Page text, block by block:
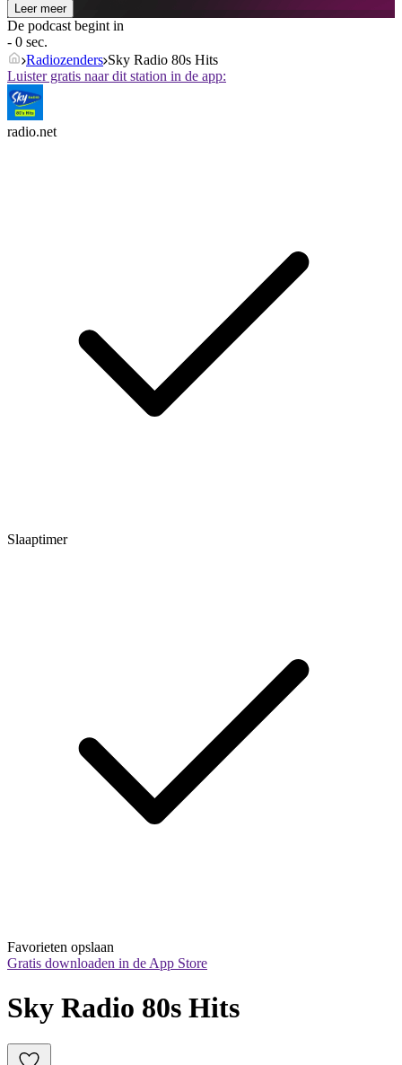
Leer meer
De podcast begint in
- 0 sec.
Radiozenders Sky Radio 80s Hits
Luister gratis naar dit station in de app:
radio.net
Slaaptimer
Favorieten opslaan
Gratis downloaden in de App Store
Sky Radio 80s Hits